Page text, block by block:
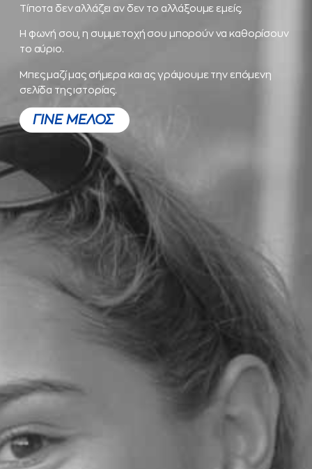
Τίποτα δεν αλλάζει αν δεν το αλλάξουμε εμείς.
Η φωνή σου, η συμμετοχή σου μπορούν να καθορίσουν
το αύριο.
Μπες μαζί μας σήμερα και ας γράψουμε την επόμενη
σελίδα της ιστορίας.
ΓΙΝΕ ΜΕΛΟΣ